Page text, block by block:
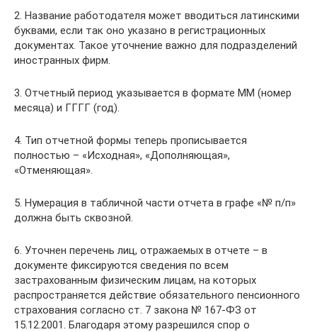
2. Название работодателя может вводиться латинскими
буквами, если так оно указано в регистрационных
документах. Такое уточнение важно для подразделений
иностранных фирм.
3. Отчетный период указывается в формате ММ (номер
месяца) и ГГГГ (год).
4. Тип отчетной формы теперь прописывается
полностью – «Исходная», «Дополняющая»,
«Отменяющая».
5. Нумерация в табличной части отчета в графе «№ п/п»
должна быть сквозной.
6. Уточнен перечень лиц, отражаемых в отчете – в
документе фиксируются сведения по всем
застрахованным физическим лицам, на которых
распространяется действие обязательного пенсионного
страхования согласно ст. 7 закона № 167-ФЗ от
15.12.2001. Благодаря этому разрешился спор о